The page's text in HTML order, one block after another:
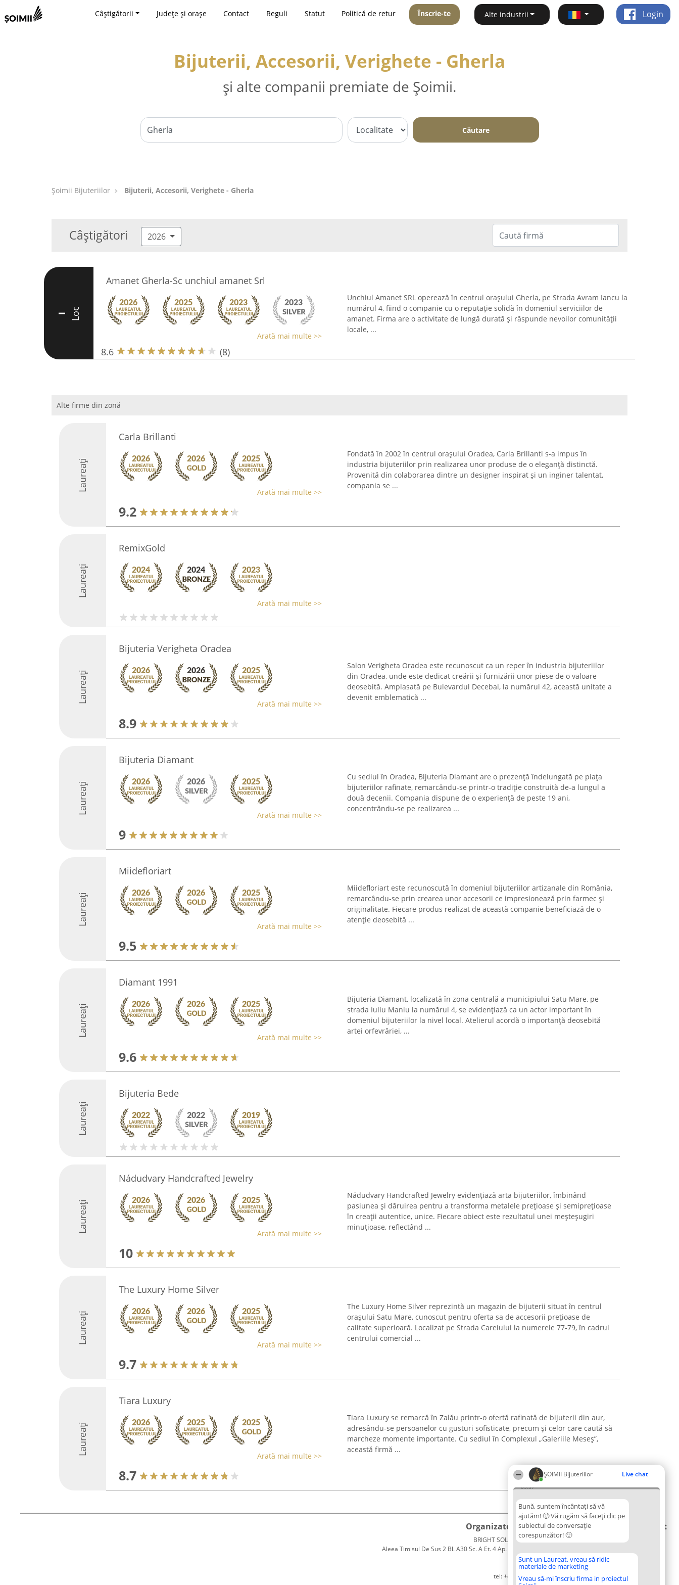
ŞOIMII Bijuteriilor Live chat
09:37
Bună, suntem încântați să vă
ajutăm! 🙂 Vă rugăm să faceți clic pe
subiectul de conversație
corespunzător! 🙂
Sunt un Laureat, vreau să ridic
materiale de marketing
Vreau să-mi înscriu firma in proiectul
Câștigătorii Județe și orașe Contact Reguli Statut Politică de retur Înscrie-te Alte industrii Login
Bijuterii, Accesorii, Verighete - Gherla
și alte companii premiate de Șoimii.
Căutare
Şoimii Bijuteriilor Bijuterii, Accesorii, Verighete - Gherla
Câștigători 2026
I Loc
Amanet Gherla-Sc unchiul amanet Srl
Arată mai multe >>
8.6 (8)
Unchiul Amanet SRL operează în centrul orașului Gherla, pe Strada Avram Iancu la
numărul 4, fiind o companie cu o reputație solidă în domeniul serviciilor de
amanet. Firma are o activitate de lungă durată și răspunde nevoilor comunității
locale, ...
Alte firme din zonă
Laureați
Carla Brillanti
Arată mai multe >>
9.2
Fondată în 2002 în centrul orașului Oradea, Carla Brillanti s-a impus în
industria bijuteriilor prin realizarea unor produse de o eleganță distinctă.
Provenită din colaborarea dintre un designer inspirat și un inginer talentat,
compania se ...
Laureați
RemixGold
Arată mai multe >>
Laureați
Bijuteria Verigheta Oradea
Arată mai multe >>
8.9
Salon Verigheta Oradea este recunoscut ca un reper în industria bijuteriilor
din Oradea, unde este dedicat creării și furnizării unor piese de o valoare
deosebită. Amplasată pe Bulevardul Decebal, la numărul 42, această unitate a
devenit emblematică ...
Laureați
Bijuteria Diamant
Arată mai multe >>
9
Cu sediul în Oradea, Bijuteria Diamant are o prezență îndelungată pe piața
bijuteriilor rafinate, remarcându-se printr-o tradiție construită de-a lungul a
două decenii. Compania dispune de o experiență de peste 19 ani,
concentrându-se pe realizarea ...
Laureați
Miidefloriart
Arată mai multe >>
9.5
Miidefloriart este recunoscută în domeniul bijuteriilor artizanale din România,
remarcându-se prin crearea unor accesorii ce impresionează prin farmec și
originalitate. Fiecare produs realizat de această companie beneficiază de o
atenție deosebită ...
Laureați
Diamant 1991
Arată mai multe >>
9.6
Bijuteria Diamant, localizată în zona centrală a municipiului Satu Mare, pe
strada Iuliu Maniu la numărul 4, se evidențiază ca un actor important în
domeniul bijuteriilor la nivel local. Atelierul acordă o importanță deosebită
artei orfevrăriei, ...
Laureați
Bijuteria Bede
Laureați
Nádudvary Handcrafted Jewelry
Arată mai multe >>
10
Nádudvary Handcrafted Jewelry evidențiază arta bijuteriilor, îmbinând
pasiunea și dăruirea pentru a transforma metalele prețioase și semiprețioase
în creații autentice, unice. Fiecare obiect este rezultatul unei meșteșugiri
minuțioase, reflectând ...
Laureați
The Luxury Home Silver
Arată mai multe >>
9.7
The Luxury Home Silver reprezintă un magazin de bijuterii situat în centrul
orașului Satu Mare, cunoscut pentru oferta sa de accesorii prețioase de
calitate superioară. Localizat pe Strada Careiului la numerele 77-79, în cadrul
centrului comercial ...
Laureați
Tiara Luxury
Arată mai multe >>
8.7
Tiara Luxury se remarcă în Zalău printr-o ofertă rafinată de bijuterii din aur,
adresându-se persoanelor cu gusturi sofisticate, precum și celor care caută să
marcheze momente importante. Cu sediul în Complexul „Galeriile Meseș”,
această firmă ...
Organizator Ranking
BRIGHT SOLUTIONS BR SRL
Aleea Timisul De Sus 2 Bl. A30 Sc. A Et. 4 Ap. 13 Cod 061952
București
CUI 36737675
tel: +40 770 990 492
Plebiscyt
Tuturor
Laureaților
Reguli
Contact